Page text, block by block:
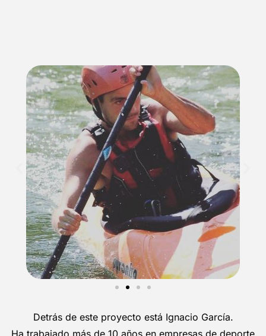
Detrás de este proyecto está Ignacio García.